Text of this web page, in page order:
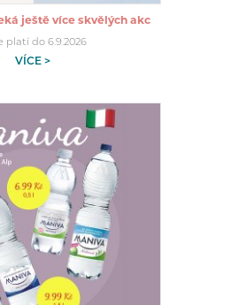
ještě více skvělých akc
platí do 6.9.2026
VÍCE >